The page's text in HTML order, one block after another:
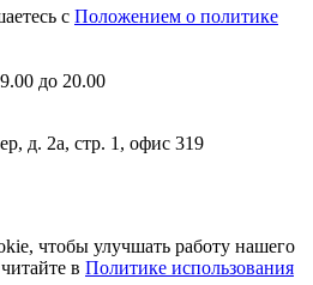
с Положением о политике
до 20.00
д. 2а, стр. 1, офис 319
чтобы улучшать работу нашего
в Политике использования